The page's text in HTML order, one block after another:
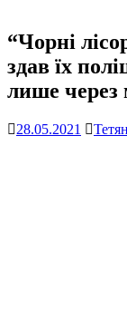
“Чорні
здав їх
лише через
28.05.2021